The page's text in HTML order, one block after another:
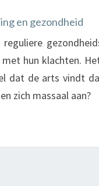
en gezondheid
reguliere
met hun klachten.
dat de arts vindt
zich massaal aan?